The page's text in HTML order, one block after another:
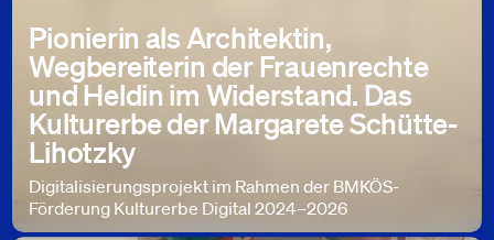
Pionierin als Architektin,
Wegbereiterin der Frauenrechte
und Heldin im Widerstand. Das
Kulturerbe der Margarete Schütte-
Lihotzky
Digitalisierungsprojekt im Rahmen der BMKÖS-
Förderung Kulturerbe Digital 2024–2026